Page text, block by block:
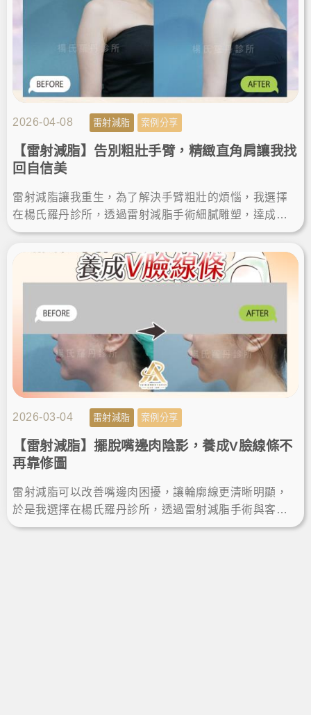
2026-04-08 雷射減脂 案例分享
【雷射減脂】告別粗壯手臂，精緻直角肩讓我找
回自信美
雷射減脂讓我重生，為了解決手臂粗壯的煩惱，我選擇
在楊氏羅丹診所，透過雷射減脂手術細膩雕塑，達成瘦
手臂夢想。術後效果自然，體態視覺更顯瘦，變身直角
肩找回自信美。
2026-03-04 雷射減脂 案例分享
【雷射減脂】擺脫嘴邊肉陰影，養成V臉線條不
再靠修圖
雷射減脂可以改善嘴邊肉困擾，讓輪廓線更清晰明顯，
於是我選擇在楊氏羅丹診所，透過雷射減脂手術與客製
雕塑規劃，術後瘦下巴效果自然，不再靠修圖，輕鬆擁